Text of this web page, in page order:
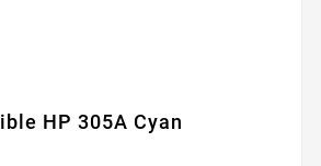
HP 305A Cyan